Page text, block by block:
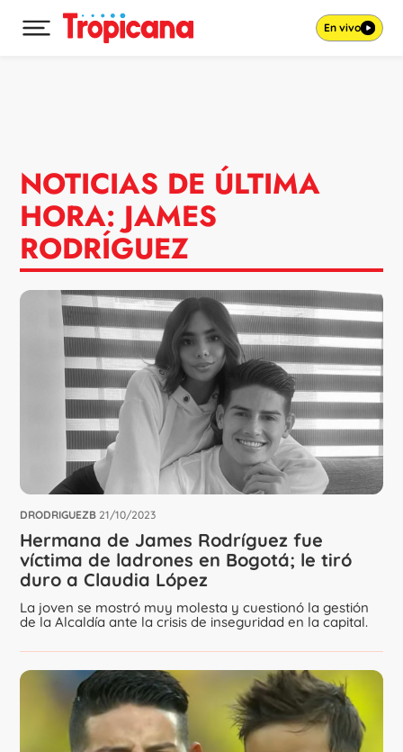
Desplegar menú principal En vivo
NOTICIAS DE ÚLTIMA
HORA: JAMES
RODRÍGUEZ
DRODRIGUEZB 21/10/2023
Hermana de James Rodríguez fue
víctima de ladrones en Bogotá; le tiró
duro a Claudia López
La joven se mostró muy molesta y cuestionó la gestión
de la Alcaldía ante la crisis de inseguridad en la capital.